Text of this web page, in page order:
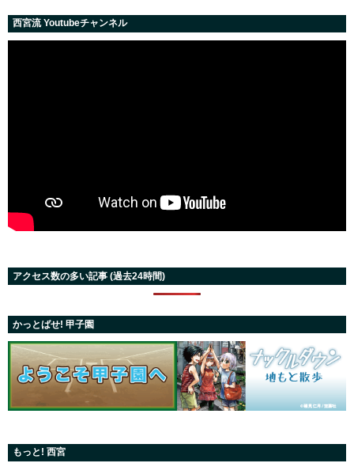
西宮流 Youtubeチャンネル
アクセス数の多い記事 (過去24時間)
かっとばせ! 甲子園
もっと! 西宮